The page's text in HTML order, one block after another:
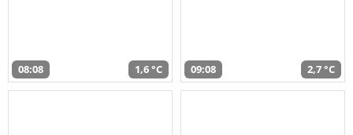
08:08 1,6 °C 09:08 2,7 °C